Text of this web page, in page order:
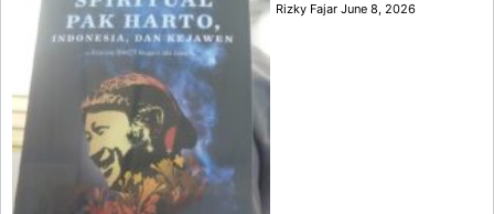
Rizky FajarJune 8, 2026